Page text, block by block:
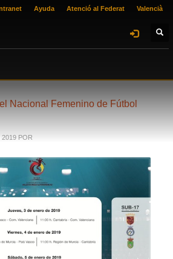
Ayuda Atenció al Federat Valencià
Nacional Femenino de Fútbol
2019 POR